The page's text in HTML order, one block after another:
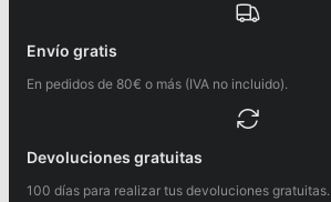
Envío gratis
En pedidos de 80€ o más (IVA no incluido).
Devoluciones gratuitas
100 días para realizar tus devoluciones gratuitas.